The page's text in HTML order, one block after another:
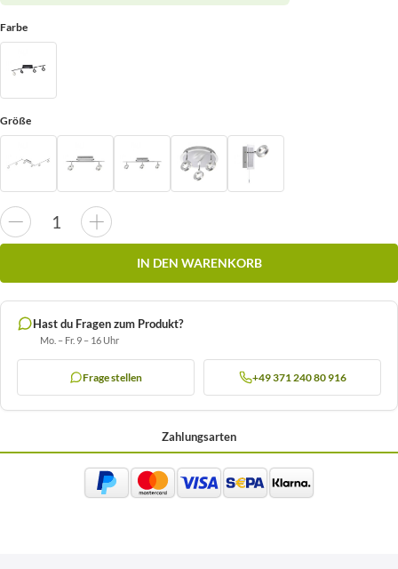
Farbe
Größe
IN DEN WARENKORB
Hast du Fragen zum Produkt?
Mo. – Fr. 9 – 16 Uhr
Frage stellen +49 371 240 80 916
Zahlungsarten